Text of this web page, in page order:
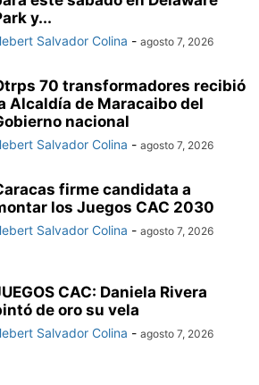
y...
Salvador Colina - agosto 7, 2026
70 transformadores recibió
Alcaldía de Maracaibo del
nacional
Salvador Colina - agosto 7, 2026
firme candidata a
los Juegos CAC 2030
Salvador Colina - agosto 7, 2026
CAC: Daniela Rivera
de oro su vela
Salvador Colina - agosto 7, 2026